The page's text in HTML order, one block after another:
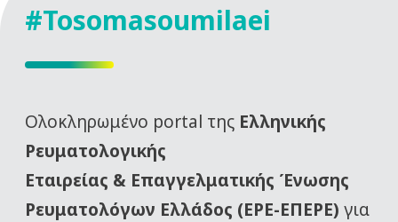
#Tosomasoumilaei
Oλοκληρωμένο portal της Ελληνικής
Ρευματολογικής
Εταιρείας & Επαγγελματικής Ένωσης
Ρευματολόγων Ελλάδος (ΕΡΕ-ΕΠΕΡΕ) για